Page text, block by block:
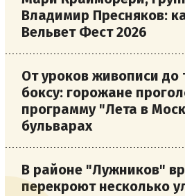
Владимир Пресняков:
Вельвет Фест 2026
От уроков живописи до
боксу: горожане
программу "Лета в
бульварах
В районе "Лужников"
перекроют несколько